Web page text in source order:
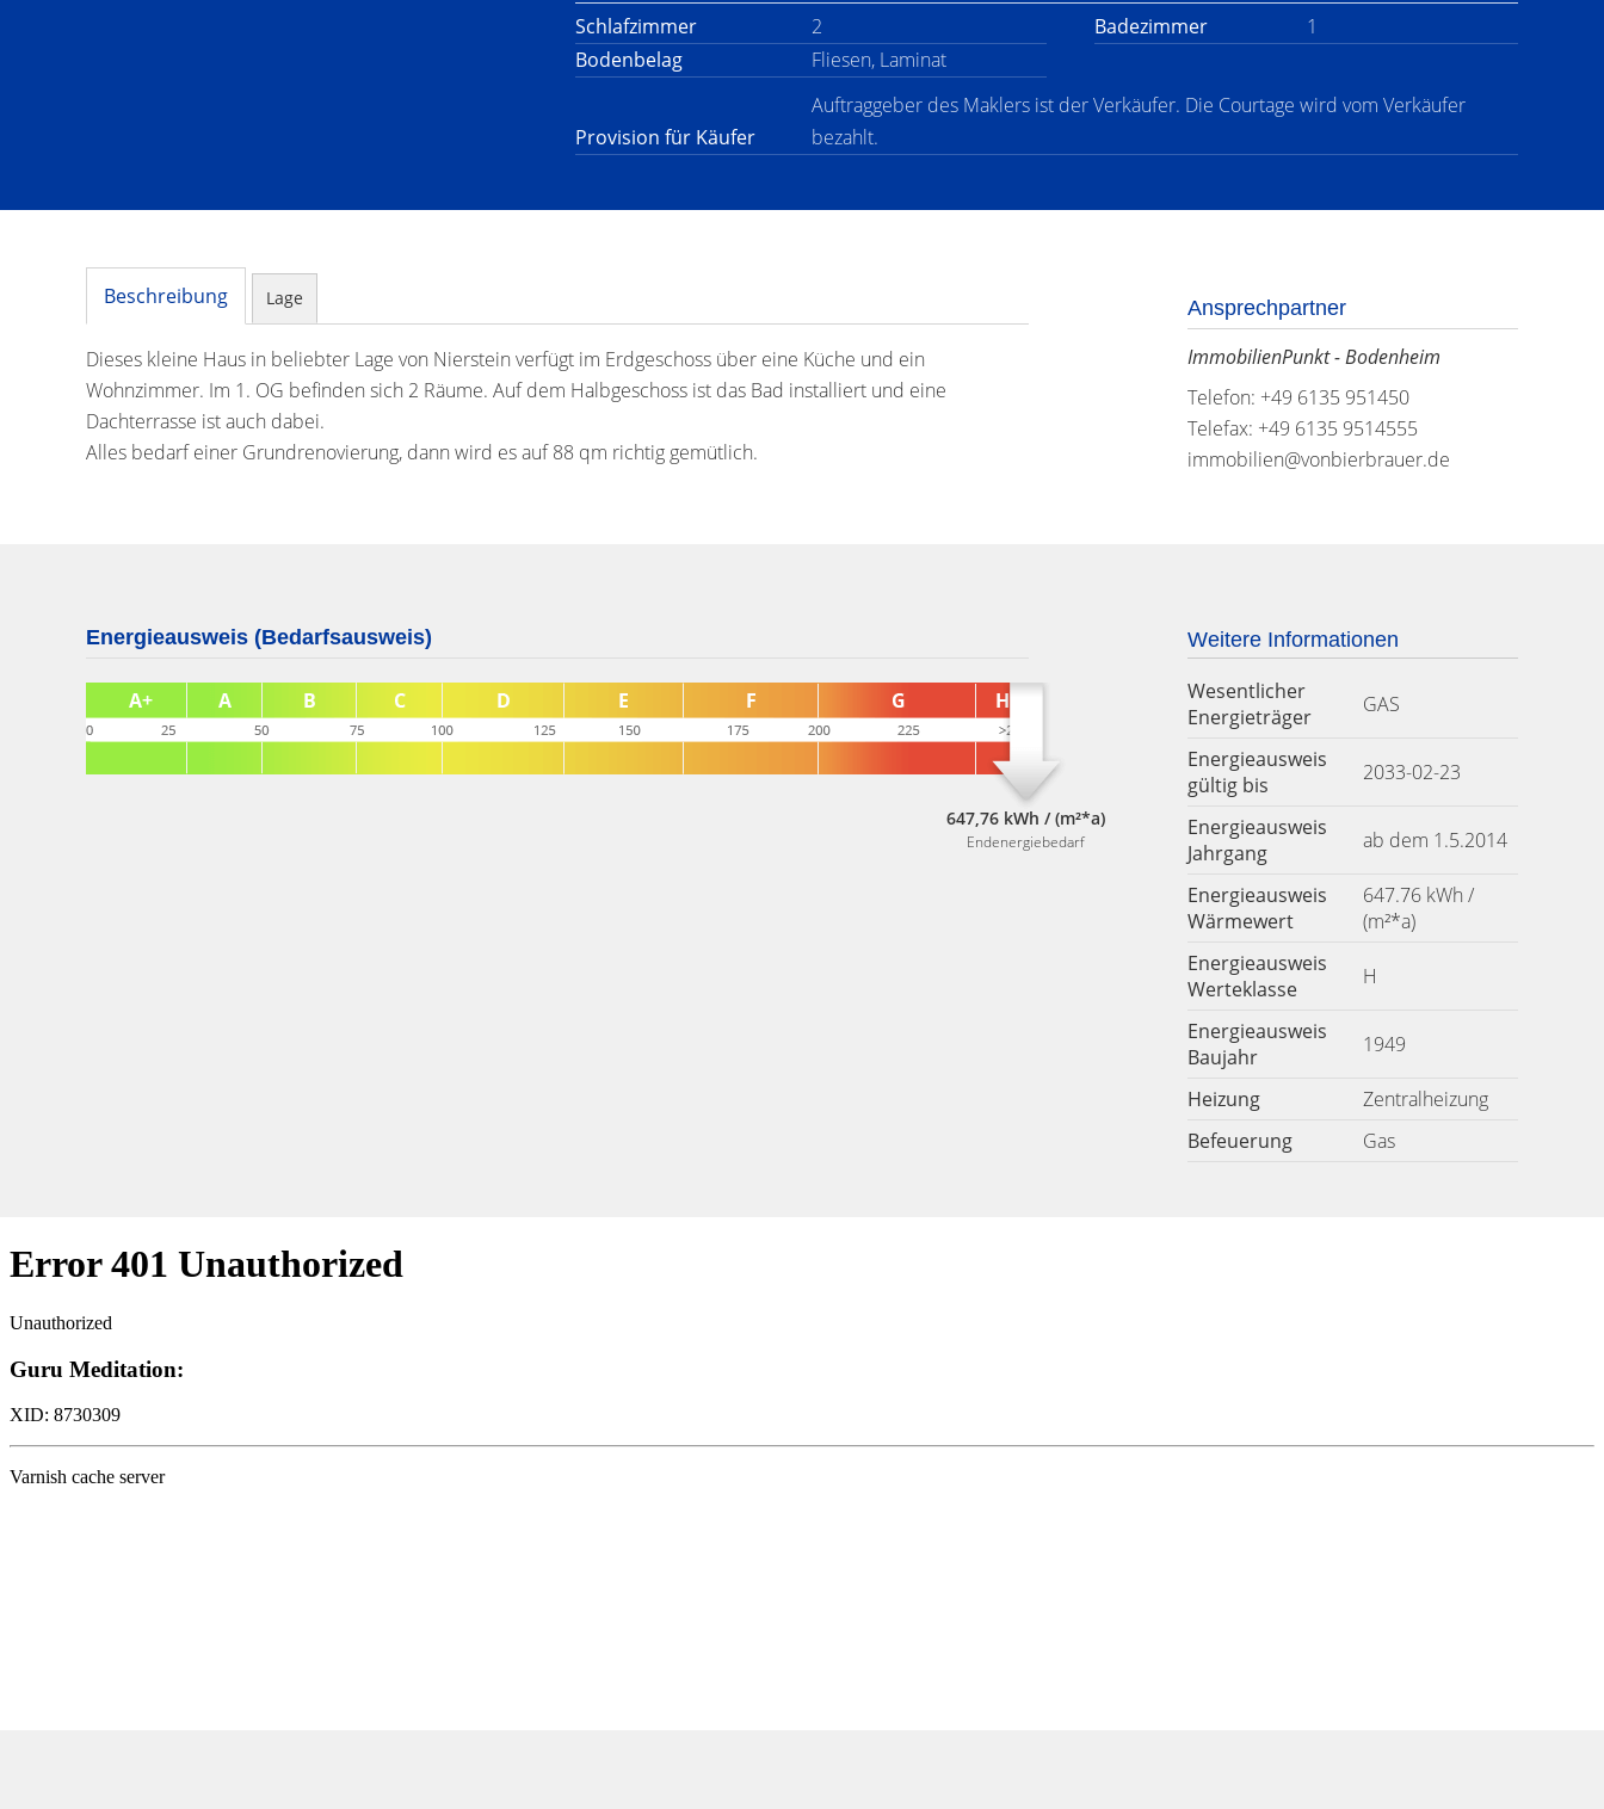
Schlafzimmer
2 Badezimmer
1
Bodenbelag
Fliesen, Laminat
Provision für Käufer
Auftraggeber des Maklers ist der Verkäufer. Die Courtage wird vom Verkäufer
bezahlt.
Beschreibung Lage
Dieses kleine Haus in beliebter Lage von Nierstein verfügt im Erdgeschoss über eine Küche und ein
Wohnzimmer. Im 1. OG befinden sich 2 Räume. Auf dem Halbgeschoss ist das Bad installiert und eine
Dachterrasse ist auch dabei.
Alles bedarf einer Grundrenovierung, dann wird es auf 88 qm richtig gemütlich.
Ansprechpartner
ImmobilienPunkt - Bodenheim
Telefon: +49 6135 951450
Telefax: +49 6135 9514555
immobilien@vonbierbrauer.de
Energieausweis (Bedarfsausweis)
647,76 kWh / (m²*a)
Endenergiebedarf
Weitere Informationen
Wesentlicher
Energieträger
GAS
Energieausweis
gültig bis
2033-02-23
Energieausweis
Jahrgang
ab dem 1.5.2014
Energieausweis
Wärmewert
647.76 kWh /
(m²*a)
Energieausweis
Werteklasse
H
Energieausweis
Baujahr
1949
Heizung
Zentralheizung
Befeuerung
Gas